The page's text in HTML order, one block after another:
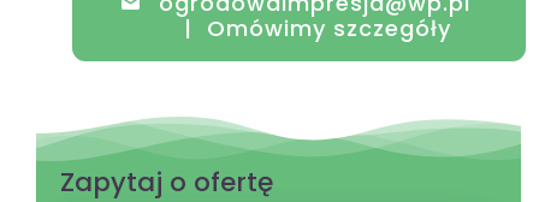
| Omówimy szczegóły
Zapytaj o ofertę